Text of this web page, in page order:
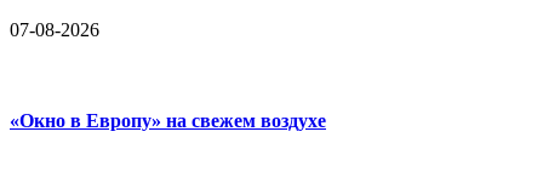
07-08-2026
«Окно в Европу» на свежем воздухе